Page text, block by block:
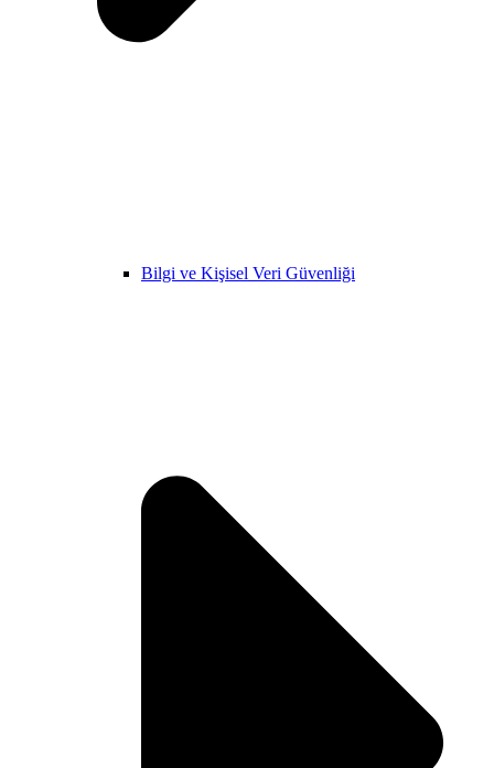
Bilgi ve Kişisel Veri Güvenliği